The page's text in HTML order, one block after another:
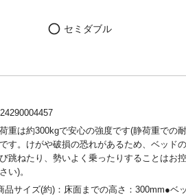
セミダブル
重は約300kgで安心の強度です(静荷重での
す。けがや破損の恐れがあるため、ベッド
跳ねたり、勢いよく乗ったりすることはお控
い)。
品サイズ(約)：床面までの高さ：300mm●ベ